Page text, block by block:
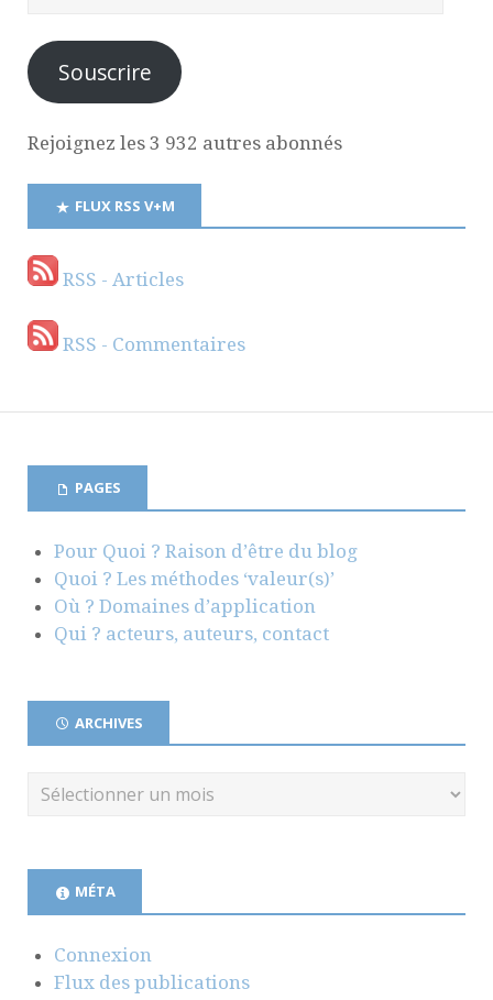
Souscrire
Rejoignez les 3 932 autres abonnés
FLUX RSS V+M
RSS - Articles
RSS - Commentaires
PAGES
Pour Quoi ? Raison d’être du blog
Quoi ? Les méthodes ‘valeur(s)’
Où ? Domaines d’application
Qui ? acteurs, auteurs, contact
ARCHIVES
MÉTA
Connexion
Flux des publications